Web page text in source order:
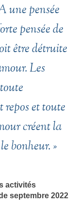
une pensée
pensée de
être détruite
Les
et toute
créent la
bonheur. »
activités
septembre 2022